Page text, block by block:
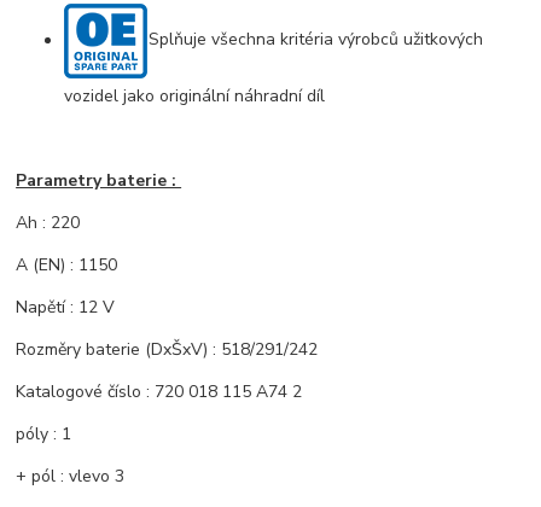
Splňuje všechna kritéria výrobců užitkových
vozidel jako originální náhradní díl
Parametry baterie :
Ah : 220
A (EN) : 1150
Napětí : 12 V
Rozměry baterie (DxŠxV) : 518/291/242
Katalogové číslo : 720 018 115 A74 2
póly : 1
+ pól : vlevo 3